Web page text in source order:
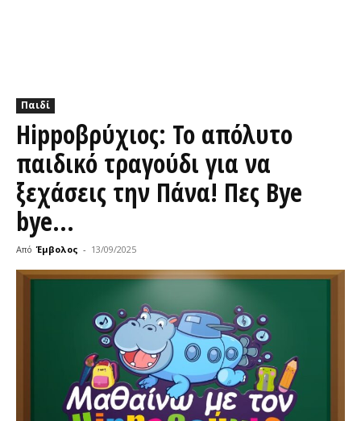
Παιδί
Hippoβρύχιος: Το απόλυτο
παιδικό τραγούδι για να
ξεχάσεις την Πάνα! Πες Bye
bye…
Από Έμβολος - 13/09/2025